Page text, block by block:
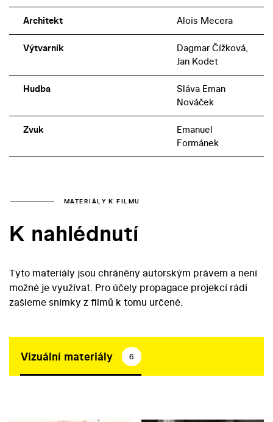
Architekt Alois Mecera
Výtvarník
Dagmar Čížková,
Jan Kodet
Hudba
Sláva Eman
Nováček
Zvuk
Emanuel
Formánek
MATERIÁLY K FILMU
K nahlédnutí
Tyto materiály jsou chráněny autorským právem a není
možné je využívat. Pro účely propagace projekcí rádi
zašleme snímky z filmů k tomu určené.
Vizuální materiály 6